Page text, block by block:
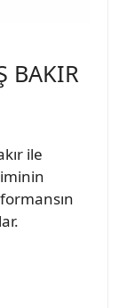
BAKIR
ile